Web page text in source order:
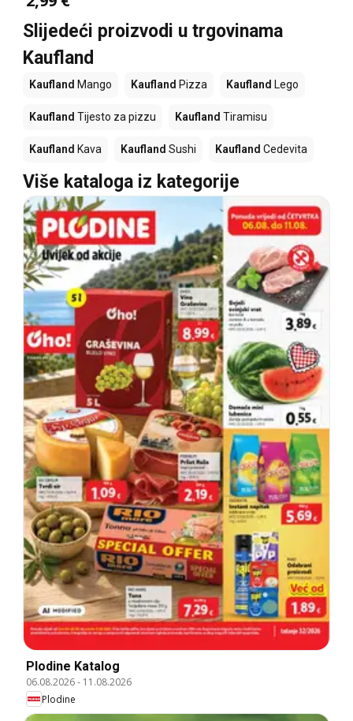
Slijedeći proizvodi u trgovinama
Kaufland
Kaufland Mango Kaufland Pizza Kaufland Lego
Kaufland Tijesto za pizzu Kaufland Tiramisu
Kaufland Kava Kaufland Sushi Kaufland Cedevita
Više kataloga iz kategorije
Plodine Katalog
06.08.2026- 11.08.2026
Plodine